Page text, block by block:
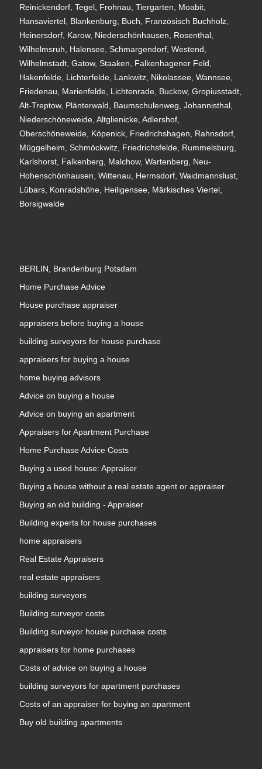
Reinickendorf, Tegel, Frohnau, Tiergarten, Moabit,
Hansaviertel, Blankenburg, Buch, Französisch Buchholz,
Heinersdorf, Karow, Niederschönhausen, Rosenthal,
Wilhelmsruh, Halensee, Schmargendorf, Westend,
Wilhelmstadt, Gatow, Staaken, Falkenhagener Feld,
Hakenfelde, Lichterfelde, Lankwitz, Nikolassee, Wannsee,
Friedenau, Marienfelde, Lichtenrade, Buckow, Gropiusstadt,
Alt-Treptow, Plänterwald, Baumschulenweg, Johannisthal,
Niederschöneweide, Altglienicke, Adlershof,
Oberschöneweide, Köpenick, Friedrichshagen, Rahnsdorf,
Müggelheim, Schmöckwitz, Friedrichsfelde, Rummelsburg,
Karlshorst, Falkenberg, Malchow, Wartenberg, Neu-
Hohenschönhausen, Wittenau, Hermsdorf, Waidmannslust,
Lübars, Konradshöhe, Heiligensee, Märkisches Viertel,
Borsigwalde
BERLIN, Brandenburg Potsdam
Home Purchase Advice
House purchase appraiser
appraisers before buying a house
building surveyors for house purchase
appraisers for buying a house
home buying advisors
Advice on buying a house
Advice on buying an apartment
Appraisers for Apartment Purchase
Home Purchase Advice Costs
Buying a used house: Appraiser
Buying a house without a real estate agent or appraiser
Buying an old building - Appraiser
Building experts for house purchases
home appraisers
Real Estate Appraisers
real estate appraisers
building surveyors
Building surveyor costs
Building surveyor house purchase costs
appraisers for home purchases
Costs of advice on buying a house
building surveyors for apartment purchases
Costs of an appraiser for buying an apartment
Buy old building apartments